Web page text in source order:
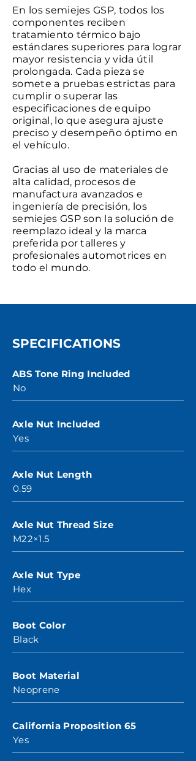
En los semiejes GSP, todos los
componentes reciben
tratamiento térmico bajo
estándares superiores para lograr
mayor resistencia y vida útil
prolongada. Cada pieza se
somete a pruebas estrictas para
cumplir o superar las
especificaciones de equipo
original, lo que asegura ajuste
preciso y desempeño óptimo en
el vehículo.
Gracias al uso de materiales de
alta calidad, procesos de
manufactura avanzados e
ingeniería de precisión, los
semiejes GSP son la solución de
reemplazo ideal y la marca
preferida por talleres y
profesionales automotrices en
todo el mundo.
SPECIFICATIONS
ABS Tone Ring Included
No
Axle Nut Included
Yes
Axle Nut Length
0.59
Axle Nut Thread Size
M22×1.5
Axle Nut Type
Hex
Boot Color
Black
Boot Material
Neoprene
California Proposition 65
Yes